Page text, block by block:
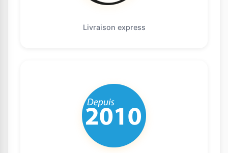
Livraison express